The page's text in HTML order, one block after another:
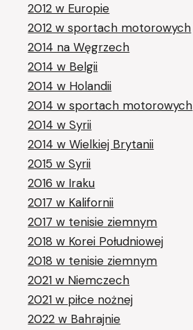
2012 w Europie
2012 w sportach motorowych
2014 na Węgrzech
2014 w Belgii
2014 w Holandii
2014 w sportach motorowych
2014 w Syrii
2014 w Wielkiej Brytanii
2015 w Syrii
2016 w Iraku
2017 w Kalifornii
2017 w tenisie ziemnym
2018 w Korei Południowej
2018 w tenisie ziemnym
2021 w Niemczech
2021 w piłce nożnej
2022 w Bahrajnie